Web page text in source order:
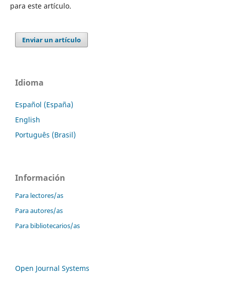
para este artículo.
Enviar un artículo
Idioma
Español (España)
English
Português (Brasil)
Información
Para lectores/as
Para autores/as
Para bibliotecarios/as
Open Journal Systems